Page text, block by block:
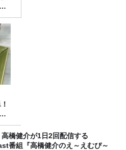
橋健介が1日2回配信する
番組『高橋健介のえ～えむぴ～